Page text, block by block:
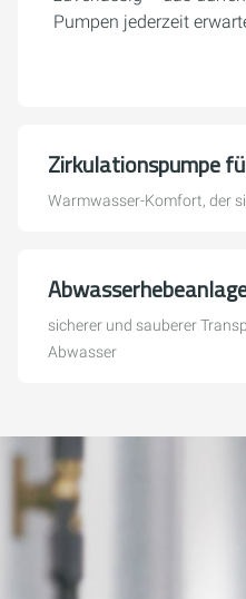
Pumpen jederzeit
Zirkulationspumpe
Warmwasser-Komfort, der
sicherer und sauberer
Abwasser